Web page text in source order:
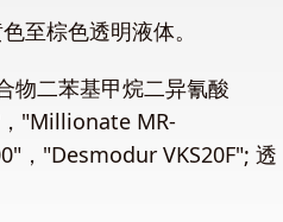
至棕色透明液体。
物二苯基甲烷二异氰酸
"Millionate MR-
，"Desmodur VKS20F"; 透